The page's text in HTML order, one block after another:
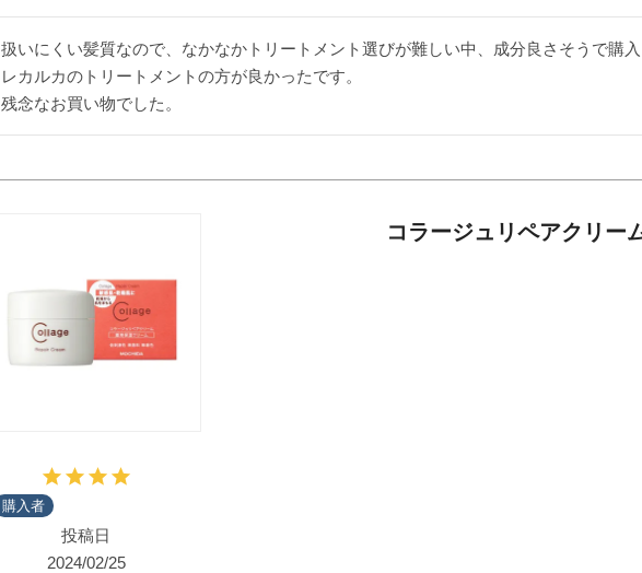
扱いにくい髪質なので、なかなかトリートメント選びが難しい中、成分良さそうで購
レカルカのトリートメントの方が良かったです。
残念なお買い物でした。
コラージュリペアクリー
購入者
投稿日
2024/02/25